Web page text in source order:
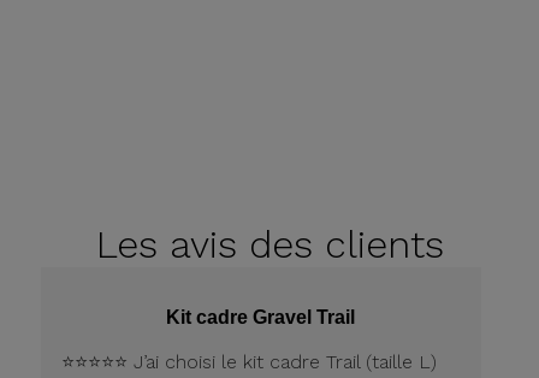
Les avis des clients
Kit cadre Gravel Trail
⭐️⭐️⭐️⭐️⭐️ J’ai choisi le kit cadre Trail (taille L)